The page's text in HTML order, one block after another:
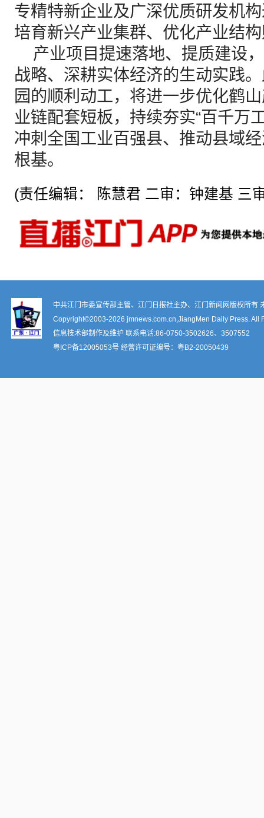
专精特新企业及广深优质研发机
培育新兴产业集群、优化产业结
产业项目提速落地、提质建设
战略、深耕实体经济的生动实践
园的顺利动工，将进一步优化鹤
业链配套短板，持续夯实“百千万
冲刺全国工业百强县、推动县域
根基。
(责任编辑： 陈慧君 二审：钟建基 三
中共江门市委宣传部主管、江门日报社主办、江门新闻网版权所有
Copyright©2003-2026 jmnews.com.cn,JiangMen Daily Press. All
信息技术部制作及维护 联系电话:86-0750-3502626、3507552
粤ICP备12005053号 经营许可证编号： 粤B2-20050439